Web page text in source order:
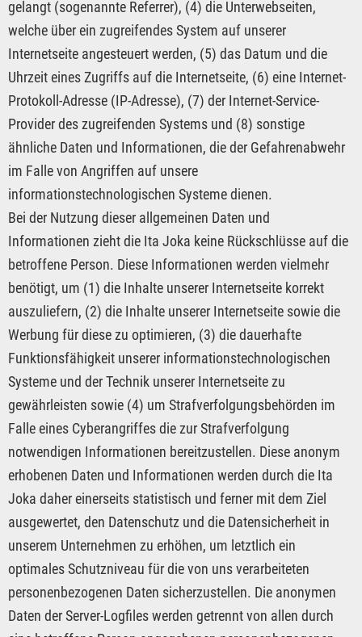
gelangt (sogenannte Referrer), (4) die Unterwebseiten,
welche über ein zugreifendes System auf unserer
Internetseite angesteuert werden, (5) das Datum und die
Uhrzeit eines Zugriffs auf die Internetseite, (6) eine Internet-
Protokoll-Adresse (IP-Adresse), (7) der Internet-Service-
Provider des zugreifenden Systems und (8) sonstige
ähnliche Daten und Informationen, die der Gefahrenabwehr
im Falle von Angriffen auf unsere
informationstechnologischen Systeme dienen.
Bei der Nutzung dieser allgemeinen Daten und
Informationen zieht die Ita Joka keine Rückschlüsse auf die
betroffene Person. Diese Informationen werden vielmehr
benötigt, um (1) die Inhalte unserer Internetseite korrekt
auszuliefern, (2) die Inhalte unserer Internetseite sowie die
Werbung für diese zu optimieren, (3) die dauerhafte
Funktionsfähigkeit unserer informationstechnologischen
Systeme und der Technik unserer Internetseite zu
gewährleisten sowie (4) um Strafverfolgungsbehörden im
Falle eines Cyberangriffes die zur Strafverfolgung
notwendigen Informationen bereitzustellen. Diese anonym
erhobenen Daten und Informationen werden durch die Ita
Joka daher einerseits statistisch und ferner mit dem Ziel
ausgewertet, den Datenschutz und die Datensicherheit in
unserem Unternehmen zu erhöhen, um letztlich ein
optimales Schutzniveau für die von uns verarbeiteten
personenbezogenen Daten sicherzustellen. Die anonymen
Daten der Server-Logfiles werden getrennt von allen durch